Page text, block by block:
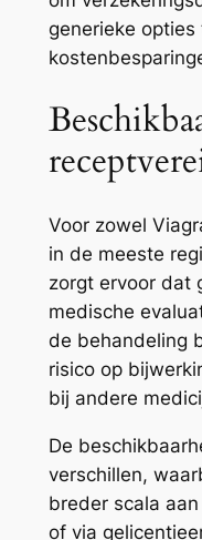
generieke
Voor zowel
in de meeste
zorgt ervoor dat
medische
de behandeling
risico op
bij andere
De
verschillen,
breder scala
of via